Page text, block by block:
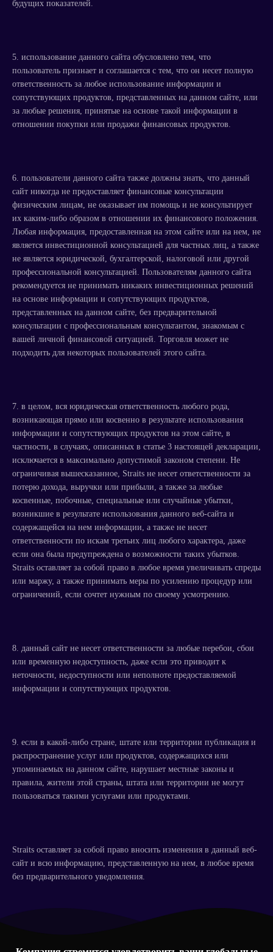
будущих показателей.
5. использование данного сайта обусловлено тем, что
пользователь признает и соглашается с тем, что он несет полную
ответственность за любое использование информации и
сопутствующих продуктов, представленных на данном сайте, или
за любые решения, принятые на основе такой информации в
отношении покупки или продажи финансовых продуктов.
6. пользователи данного сайта также должны знать, что данный
сайт никогда не предоставляет финансовые консультации
физическим лицам, не оказывает им помощь и не консультирует
их каким-либо образом в отношении их финансового положения.
Любая информация, предоставленная на этом сайте или на нем, не
является инвестиционной консультацией для частных лиц, а также
не является юридической, бухгалтерской, налоговой или другой
профессиональной консультацией. Пользователям данного сайта
рекомендуется не принимать никаких инвестиционных решений
на основе информации и сопутствующих продуктов,
представленных на данном сайте, без предварительной
консультации с профессиональным консультантом, знакомым с
вашей личной финансовой ситуацией. Торговля может не
подходить для некоторых пользователей этого сайта.
7. в целом, вся юридическая ответственность любого рода,
возникающая прямо или косвенно в результате использования
информации и сопутствующих продуктов на этом сайте, в
частности, в случаях, описанных в статье 3 настоящей декларации,
исключается в максимально допустимой законом степени. Не
ограничивая вышесказанное, Straits не несет ответственности за
потерю дохода, выручки или прибыли, а также за любые
косвенные, побочные, специальные или случайные убытки,
возникшие в результате использования данного веб-сайта и
содержащейся на нем информации, а также не несет
ответственности по искам третьих лиц любого характера, даже
если она была предупреждена о возможности таких убытков.
Straits оставляет за собой право в любое время увеличивать спреды
или маржу, а также принимать меры по усилению процедур или
ограничений, если сочтет нужным по своему усмотрению.
8. данный сайт не несет ответственности за любые перебои, сбои
или временную недоступность, даже если это приводит к
неточности, недоступности или неполноте предоставляемой
информации и сопутствующих продуктов.
9. если в какой-либо стране, штате или территории публикация и
распространение услуг или продуктов, содержащихся или
упоминаемых на данном сайте, нарушает местные законы и
правила, жители этой страны, штата или территории не могут
пользоваться такими услугами или продуктами.
Straits оставляет за собой право вносить изменения в данный веб-
сайт и всю информацию, представленную на нем, в любое время
без предварительного уведомления.